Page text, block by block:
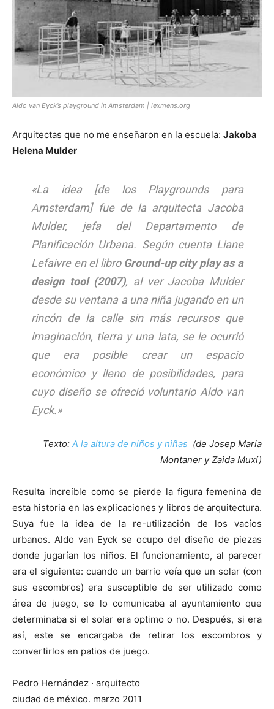
Aldo van Eyck’s playground in Amsterdam | lexmens.org
Arquitectas que no me enseñaron en la escuela: Jakoba
Helena Mulder
«La idea [de los Playgrounds para
Amsterdam] fue de la arquitecta Jacoba
Mulder, jefa del Departamento de
Planificación Urbana. Según cuenta Liane
Lefaivre en el libro Ground-up city play as a
design tool (2007), al ver Jacoba Mulder
desde su ventana a una niña jugando en un
rincón de la calle sin más recursos que
imaginación, tierra y una lata, se le ocurrió
que era posible crear un espacio
económico y lleno de posibilidades, para
cuyo diseño se ofreció voluntario Aldo van
Eyck.»
Texto: A la altura de niños y niñas (de Josep Maria
Montaner y Zaida Muxí)
Resulta increíble como se pierde la figura femenina de
esta historia en las explicaciones y libros de arquitectura.
Suya fue la idea de la re-utilización de los vacíos
urbanos. Aldo van Eyck se ocupo del diseño de piezas
donde jugarían los niños. El funcionamiento, al parecer
era el siguiente: cuando un barrio veía que un solar (con
sus escombros) era susceptible de ser utilizado como
área de juego, se lo comunicaba al ayuntamiento que
determinaba si el solar era optimo o no. Después, si era
así, este se encargaba de retirar los escombros y
convertirlos en patios de juego.
Pedro Hernández · arquitecto
ciudad de méxico. marzo 2011